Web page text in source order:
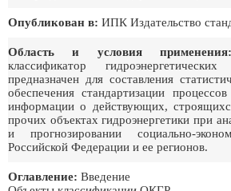
Опубликован в: ИПК Издательство
Область и условия применения:
классификатор
предназначен для составления
обеспечения стандартизации
информации о действующих,
прочих объектах гидроэнергетики при
и прогнозировании социально-
Российской Федерации и ее регионов.
Оглавление: Введение